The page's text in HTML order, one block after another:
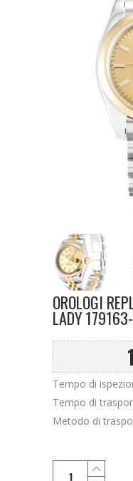
OROLOGI
LADY
Tempo di
Tempo di
Metodo di